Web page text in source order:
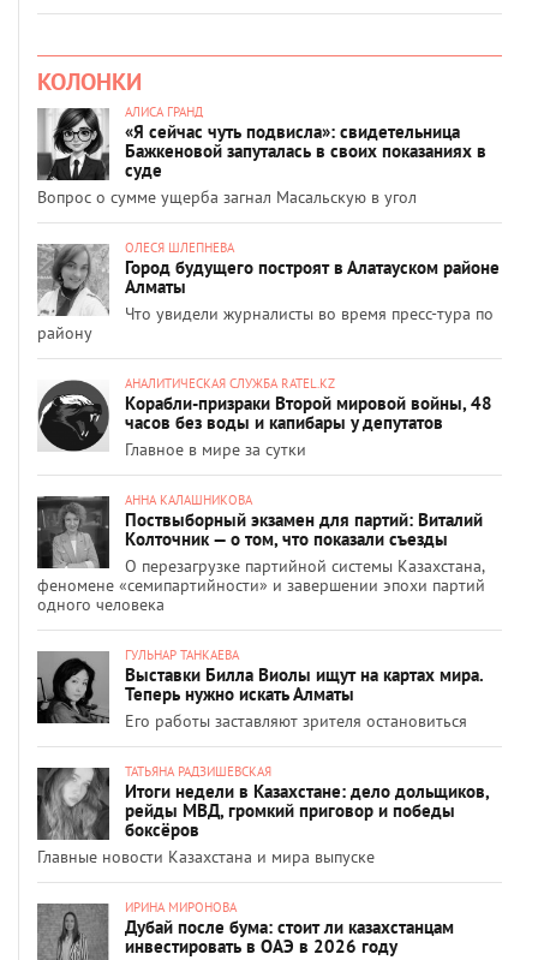
КОЛОНКИ
АЛИСА ГРАНД
«Я сейчас чуть подвисла»: свидетельница
Бажкеновой запуталась в своих показаниях в
суде
Вопрос о сумме ущерба загнал Масальскую в угол
ОЛЕСЯ ШЛЕПНЕВА
Город будущего построят в Алатауском районе
Алматы
Что увидели журналисты во время пресс-тура по
району
АНАЛИТИЧЕСКАЯ СЛУЖБА RATEL.KZ
Корабли-призраки Второй мировой войны, 48
часов без воды и капибары у депутатов
Главное в мире за сутки
АННА КАЛАШНИКОВА
Поствыборный экзамен для партий: Виталий
Колточник — о том, что показали съезды
О перезагрузке партийной системы Казахстана,
феномене «семипартийности» и завершении эпохи партий
одного человека
ГУЛЬНАР ТАНКАЕВА
Выставки Билла Виолы ищут на картах мира.
Теперь нужно искать Алматы
Его работы заставляют зрителя остановиться
ТАТЬЯНА РАДЗИШЕВСКАЯ
Итоги недели в Казахстане: дело дольщиков,
рейды МВД, громкий приговор и победы
боксёров
Главные новости Казахстана и мира выпуске
ИРИНА МИРОНОВА
Дубай после бума: стоит ли казахстанцам
инвестировать в ОАЭ в 2026 году